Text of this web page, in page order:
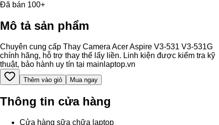
Đã bán 100+
Mô tả sản phẩm
Chuyên cung cấp Thay Camera Acer Aspire V3-531 V3-531G
chính hãng, hỗ trợ thay thế lấy liền. Linh kiện được kiểm tra kỹ
thuật, bảo hành uy tín tại mainlaptop.vn
Thêm vào giỏ Mua ngay
Thông tin cửa hàng
Cửa hàng sữa chữa laptop